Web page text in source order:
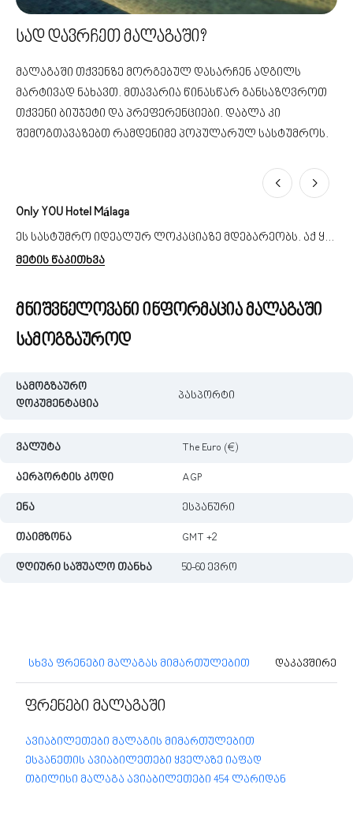
სად დავრჩეთ მალაგაში?
მალაგაში თქვენზე მორგებულ დასარჩენ ადგილს
მარტივად ნახავთ. მთავარია წინასწარ განსაზღვროთ
თქვენი ბიუჯეტი და პრეფერენციები. დაბლა კი
შემოგთავაზებთ რამდენიმე პოპულარულ სასტუმროს.
Only YOU Hotel Málaga
ეს სასტუმრო იდეალურ ლოკაციაზე მდებარეობს. აქ ყველანაირი კომფორტი დაგხვდებათ – ნახავთ საცურაო აუზს, ფიტნეს ცენტრს, 2 რესტორანს. მისი ტერასიდან კი ულამაზესი ხედები იშლება.
მეტის წაკითხვა
მნიშვნელოვანი ინფორმაცია მალაგაში
სამოგზაუროდ
სამოგზაურო
დოკუმენტაცია
პასპორტი
ვალუტა The Euro (€)
აერპორტის კოდი AGP
ენა ესპანური
თაიმზონა GMT +2
დღიური საშუალო თანხა 50-60 ევრო
სხვა ფრენები მალაგას მიმართულებით
ფრენები მალაგაში
ავიაბილეთები მალაგის მიმართულებით
ესპანეთის ავიაბილეთები ყველაზე იაფად
თბილისი მალაგა ავიაბილეთები 454 ლარიდან